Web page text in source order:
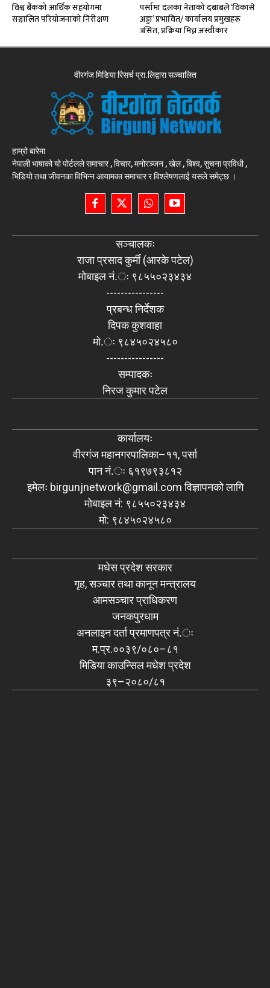
विश्व बैंकको आर्थिक सहयोगमा
सञ्चालित परियोजनाको निरीक्षण
पर्सामा दलका नेताको दबाबले ‘विकासे
अड्डा’ प्रभावित/ कार्यालय प्रमुखहरू
त्रसित, प्रक्रिया मिच्न अस्वीकार
वीरगंज मिडिया रिसर्च प्रा.लिद्वारा सञ्चालित
हाम्रो बारेमा
नेपाली भाषाको यो पोर्टलले समाचार , विचार, मनोरञ्जन , खेल , बिश्व, सुचना प्रविधी ,
भिडियो तथा जीवनका विभिन्न आयामका समाचार र विश्लेषणलाई यसले समेट्छ ।
सञ्चालकः
राजा प्रसाद कुर्मी (आरके पटेल)
मोबाइल नं.ः ९८५५०२३४३४
----------------
प्रबन्ध निर्देशक
दिपक कुशवाहा
मो.ः ९८४५०२४५८०
----------------
सम्पादकः
निरज कुमार पटेल
कार्यालयः
वीरगंज महानगरपालिका–११, पर्सा
पान नं.ः ६१९७९३८१२
इमेलः birgunjnetwork@gmail.comविज्ञापनको लागि
मोबाइल नं: ९८५५०२३४३४
मो: ९८४५०२४५८०
मधेस प्रदेश सरकार
गृह, सञ्चार तथा कानून मन्त्रालय
आमसञ्चार प्राधिकरण
जनकपुरधाम
अनलाइन दर्ता प्रमाणपत्र नं.ः
म.प्र.००३९/०८०–८१
मिडिया काउन्सिल मधेश प्रदेश
३९–२०८०/८१